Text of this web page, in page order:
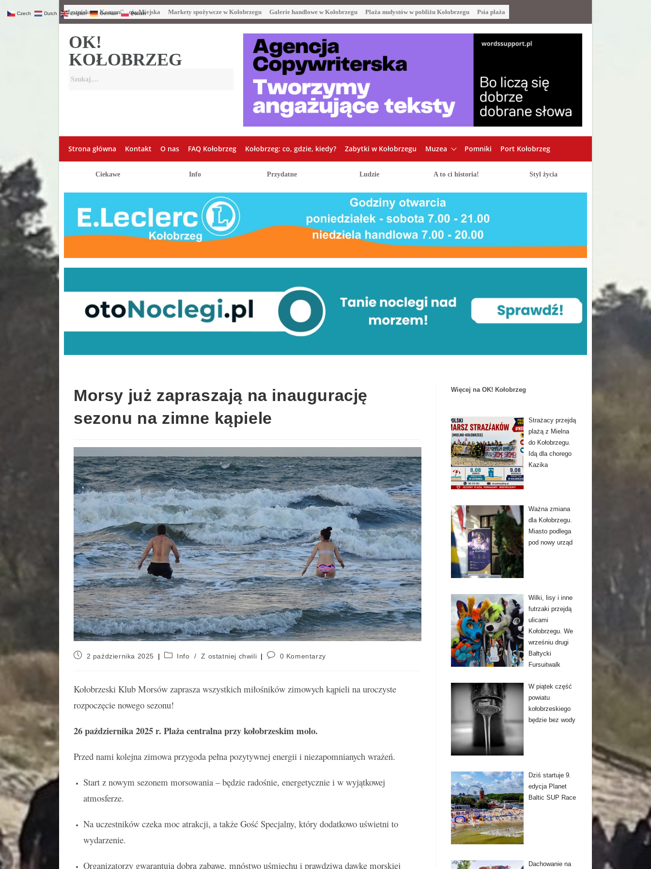
Lotnisko Komunikacja Miejska Markety spożywcze w Kołobrzegu Galerie handlowe w Kołobrzegu Plaża nudystów w pobliżu Kołobrzegu Psia plaża
OK!
KOŁOBRZEG
Strona główna Kontakt O nas FAQ Kołobrzeg Kołobrzeg: co, gdzie, kiedy? Zabytki w Kołobrzegu Muzea Pomniki Port Kołobrzeg
Ciekawe Info Przydatne Ludzie A to ci historia! Styl życia
Morsy już zapraszają na inaugurację
sezonu na zimne kąpiele
2 października 2025 Info / Z ostatniej chwili 0 Komentarzy
Kołobrzeski Klub Morsów zaprasza wszystkich miłośników zimowych kąpieli na uroczyste
rozpoczęcie nowego sezonu!
26 października 2025 r. Plaża centralna przy kołobrzeskim molo.
Przed nami kolejna zimowa przygoda pełna pozytywnej energii i niezapomnianych wrażeń.
Start z nowym sezonem morsowania – będzie radośnie, energetycznie i w wyjątkowej
atmosferze.
Na uczestników czeka moc atrakcji, a także Gość Specjalny, który dodatkowo uświetni to
wydarzenie.
Organizatorzy gwarantują dobrą zabawę, mnóstwo uśmiechu i prawdziwą dawkę morskiej
Więcej na OK! Kołobrzeg
Strażacy przejdą
plażą z Mielna
do Kołobrzegu.
Idą dla chorego
Kazika
Ważna zmiana
dla Kołobrzegu.
Miasto podlega
pod nowy urząd
Wilki, lisy i inne
futrzaki przejdą
ulicami
Kołobrzegu. We
wrześniu drugi
Bałtycki
Fursuitwalk
W piątek część
powiatu
kołobrzeskiego
będzie bez wody
Dziś startuje 9.
edycja Planet
Baltic SUP Race
Dachowanie na
Czech Dutch English German Polish